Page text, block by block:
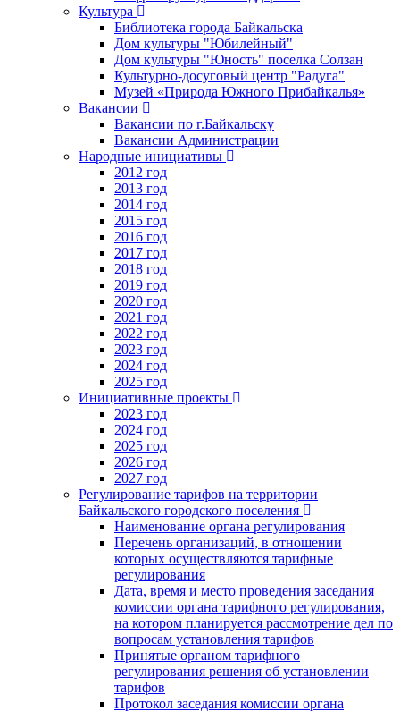
Культура
Библиотека города Байкальска
Дом культуры "Юбилейный"
Дом культуры "Юность" поселка Солзан
Культурно-досуговый центр "Радуга"
Музей «Природа Южного Прибайкалья»
Вакансии
Вакансии по г.Байкальску
Вакансии Администрации
Народные инициативы
2012 год
2013 год
2014 год
2015 год
2016 год
2017 год
2018 год
2019 год
2020 год
2021 год
2022 год
2023 год
2024 год
2025 год
Инициативные проекты
2023 год
2024 год
2025 год
2026 год
2027 год
Регулирование тарифов на территории
Байкальского городского поселения
Наименование органа регулирования
Перечень организаций, в отношении
которых осуществляются тарифные
регулирования
Дата, время и место проведения заседания
комиссии органа тарифного регулирования,
на котором планируется рассмотрение дел по
вопросам установления тарифов
Принятые органом тарифного
регулирования решения об установлении
тарифов
Протокол заседания комиссии органа